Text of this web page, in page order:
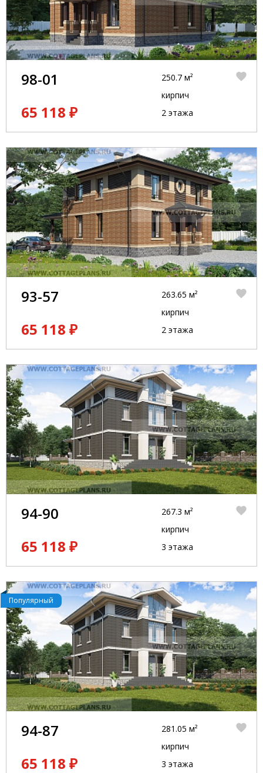
98-01
65 118 ₽
250.7 м²
кирпич
2 этажа
93-57
65 118 ₽
263.65 м²
кирпич
2 этажа
94-90
65 118 ₽
267.3 м²
кирпич
3 этажа
Популярный
94-87
65 118 ₽
281.05 м²
кирпич
3 этажа